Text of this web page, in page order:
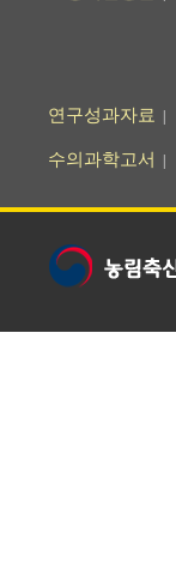
연구성과자료
수의과학고서